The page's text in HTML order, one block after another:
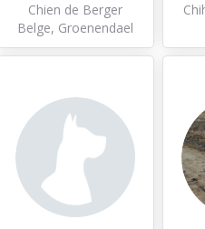
Chien de Berger
Belge, Groenendael